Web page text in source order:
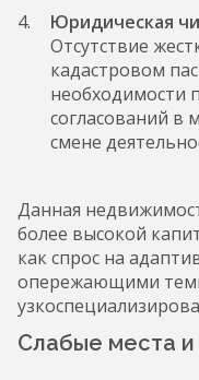
Юридическая
Отсутствие
кадастровом
необходимости
согласований в
смене
Данная
более высокой
как спрос на
опережающими
Слабые места и